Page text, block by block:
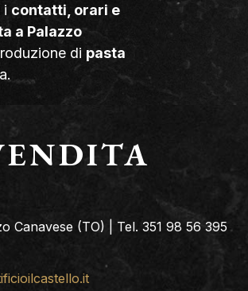
i contatti, orari e
a Palazzo
di pasta
Canavese (TO) | Tel. 351 98 56 395